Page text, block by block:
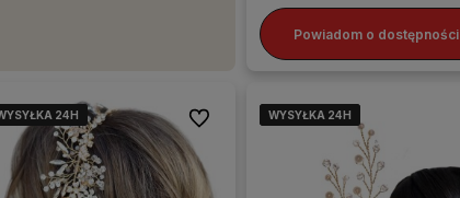
Powiadom o dostępności
24H
24H
24H
24H Do ulubionychWYSYŁKA 24H
WYSYŁKA 24H
WYSYŁKA 24H
WYSYŁKA 24H